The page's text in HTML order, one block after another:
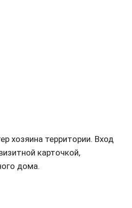
хозяина территории. Вход
карточкой,
дома.